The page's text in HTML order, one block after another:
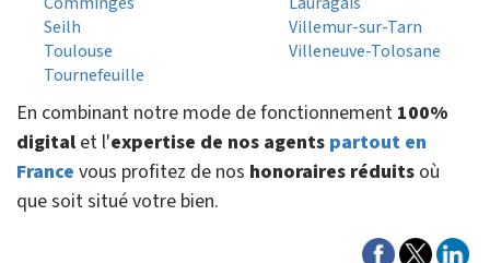
Seilh
Toulouse
Tournefeuille
Villemur-sur-Tarn
Villeneuve-Tolosane
En combinant notre mode de fonctionnement 100%
digital et l'expertise de nos agents partout en
France vous profitez de nos honoraires réduits où
que soit situé votre bien.